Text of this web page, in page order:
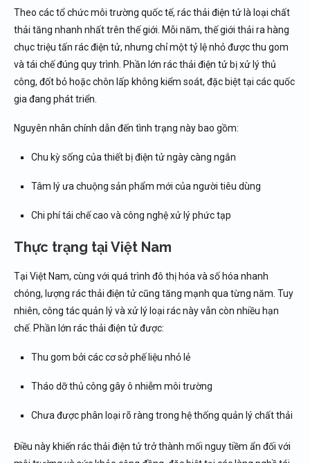
Theo các tổ chức môi trường quốc tế, rác thải điện tử là loại chất
thải tăng nhanh nhất trên thế giới. Mỗi năm, thế giới thải ra hàng
chục triệu tấn rác điện tử, nhưng chỉ một tỷ lệ nhỏ được thu gom
và tái chế đúng quy trình. Phần lớn rác thải điện tử bị xử lý thủ
công, đốt bỏ hoặc chôn lấp không kiểm soát, đặc biệt tại các quốc
gia đang phát triển.
Nguyên nhân chính dẫn đến tình trạng này bao gồm:
Chu kỳ sống của thiết bị điện tử ngày càng ngắn
Tâm lý ưa chuộng sản phẩm mới của người tiêu dùng
Chi phí tái chế cao và công nghệ xử lý phức tạp
Thực trạng tại Việt Nam
Tại Việt Nam, cùng với quá trình đô thị hóa và số hóa nhanh
chóng, lượng rác thải điện tử cũng tăng mạnh qua từng năm. Tuy
nhiên, công tác quản lý và xử lý loại rác này vẫn còn nhiều hạn
chế. Phần lớn rác thải điện tử được:
Thu gom bởi các cơ sở phế liệu nhỏ lẻ
Tháo dỡ thủ công gây ô nhiễm môi trường
Chưa được phân loại rõ ràng trong hệ thống quản lý chất thải
Điều này khiến rác thải điện tử trở thành mối nguy tiềm ẩn đối với